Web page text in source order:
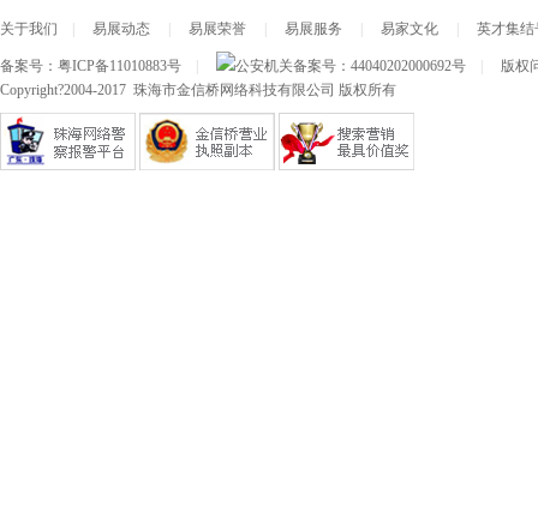
关于我们 易展动态 易展荣誉 易展服务 易家文化 英才集结
备案号： 粤ICP备11010883号 公安机关备案号： 44040202000692号
版权
Copyright?2004-2017 珠海市金信桥网络科技有限公司 版权所有